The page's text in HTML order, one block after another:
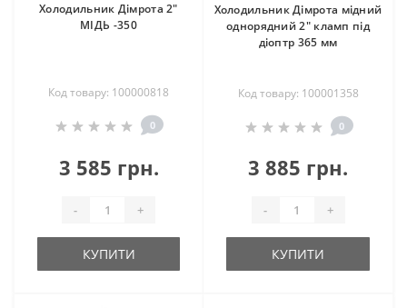
Холодильник Дімрота 2"
МІДЬ -350
Код товару: 100000818
0
3 585 грн.
- +
КУПИТИ
Холодильник Дімрота мідний
однорядний 2" кламп під
діоптр 365 мм
Код товару: 100001358
0
3 885 грн.
- +
КУПИТИ